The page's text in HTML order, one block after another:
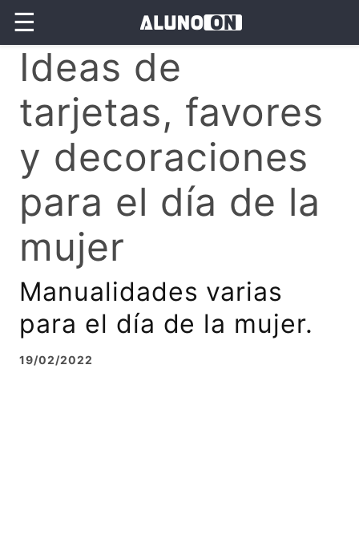
☰
Ideas de
tarjetas, favores
y decoraciones
para el día de la
mujer
Manualidades varias
para el día de la mujer.
19/02/2022